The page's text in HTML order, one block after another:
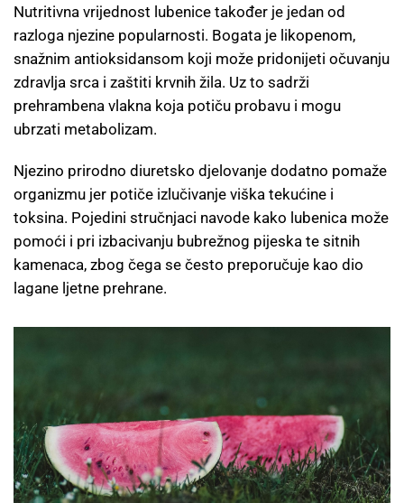
Nutritivna vrijednost lubenice također je jedan od
razloga njezine popularnosti. Bogata je likopenom,
snažnim antioksidansom koji može pridonijeti očuvanju
zdravlja srca i zaštiti krvnih žila. Uz to sadrži
prehrambena vlakna koja potiču probavu i mogu
ubrzati metabolizam.
Njezino prirodno diuretsko djelovanje dodatno pomaže
organizmu jer potiče izlučivanje viška tekućine i
toksina. Pojedini stručnjaci navode kako lubenica može
pomoći i pri izbacivanju bubrežnog pijeska te sitnih
kamenaca, zbog čega se često preporučuje kao dio
lagane ljetne prehrane.